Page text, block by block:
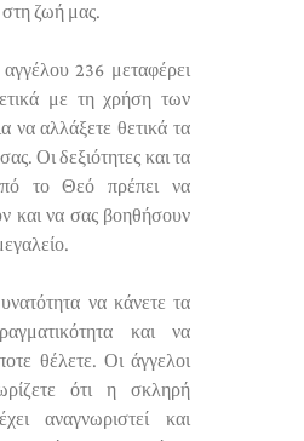
ζωή μας.
236 μεταφέρει
με τη χρήση των
να αλλάξετε θετικά τα
Οι δεξιότητες και τα
το Θεό πρέπει να
και να σας βοηθήσουν
να κάνετε τα
και να
θέλετε. Οι άγγελοι
ότι η σκληρή
αναγνωριστεί και